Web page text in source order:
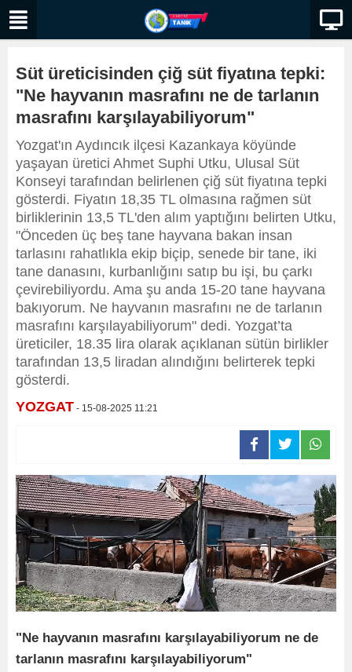
Süt üreticisinden çiğ süt fiyatına tepki:
"Ne hayvanın masrafını ne de tarlanın
masrafını karşılayabiliyorum"
Yozgat'ın Aydıncık ilçesi Kazankaya köyünde
yaşayan üretici Ahmet Suphi Utku, Ulusal Süt
Konseyi tarafından belirlenen çiğ süt fiyatına tepki
gösterdi. Fiyatın 18,35 TL olmasına rağmen süt
birliklerinin 13,5 TL'den alım yaptığını belirten Utku,
"Önceden üç beş tane hayvana bakan insan
tarlasını rahatlıkla ekip biçip, senede bir tane, iki
tane danasını, kurbanlığını satıp bu işi, bu çarkı
çevirebiliyordu. Ama şu anda 15-20 tane hayvana
bakıyorum. Ne hayvanın masrafını ne de tarlanın
masrafını karşılayabiliyorum" dedi. Yozgat’ta
üreticiler, 18.35 lira olarak açıklanan sütün birlikler
tarafından 13,5 liradan alındığını belirterek tepki
gösterdi.
YOZGAT - 15-08-2025 11:21
"Ne hayvanın masrafını karşılayabiliyorum ne de
tarlanın masrafını karşılayabiliyorum"